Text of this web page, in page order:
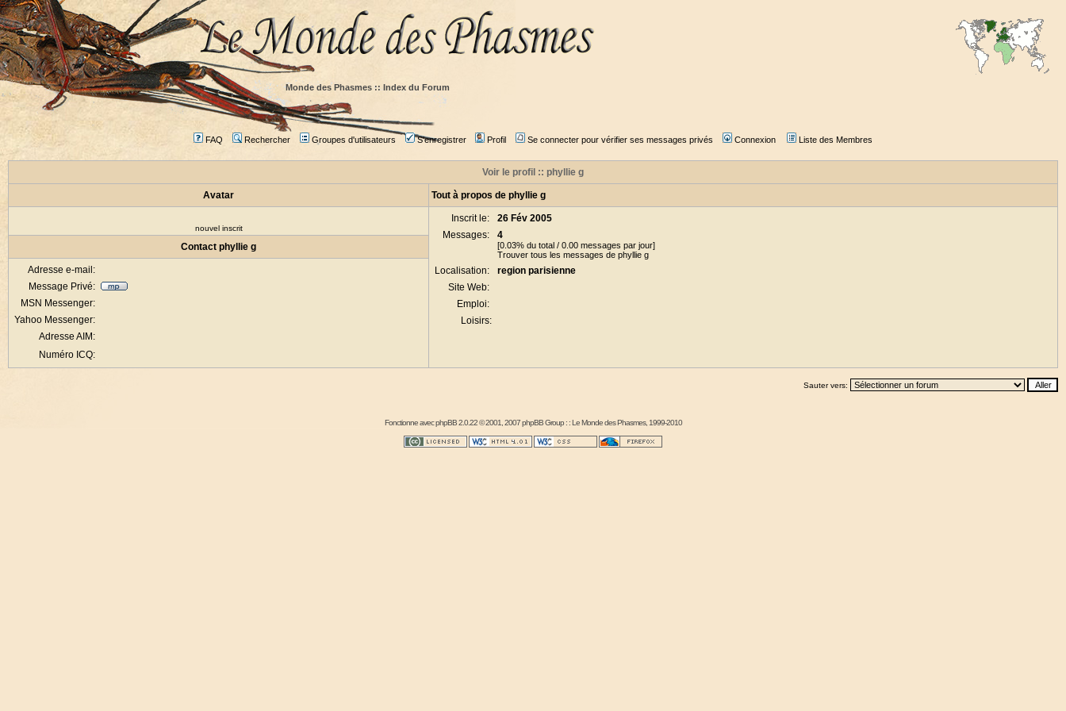
Monde des Phasmes :: Index du Forum
FAQ Rechercher Groupes d'utilisateurs S'enregistrer Profil Se connecter pour vérifier ses messages privés Connexion Liste des Membres
Voir le profil :: phyllie g
Avatar Tout à propos de phyllie g
nouvel inscrit
Inscrit le:
26 Fév 2005
Messages:
4
[0.03% du total / 0.00 messages par jour]
Trouver tous les messages de phyllie g
Localisation:
region parisienne
Site Web:
Emploi:
Loisirs:
Contact phyllie g
Adresse e-mail:
Message Privé:
MSN Messenger:
Yahoo Messenger:
Adresse AIM:
Numéro ICQ:
Sauter vers:
Fonctionne avecphpBB2.0.22 © 2001, 2007 phpBB Group : :Le Monde des Phasmes, 1999-2010